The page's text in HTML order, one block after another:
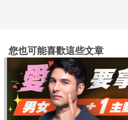
您也可能喜歡這些文章